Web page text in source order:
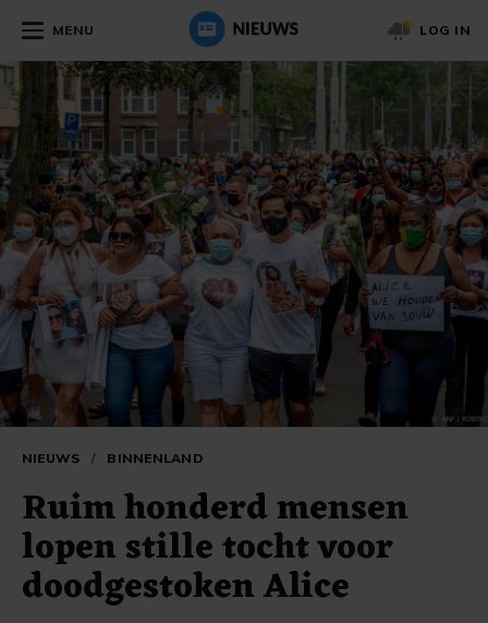
MENU LOG IN
NIEUWS / BINNENLAND
Ruim honderd mensen
lopen stille tocht voor
doodgestoken Alice